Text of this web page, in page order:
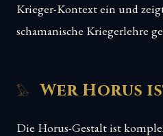
Krieger-Kontext ein und
schamanische Kriegerlehre
Wer Horus
Die Horus-Gestalt ist